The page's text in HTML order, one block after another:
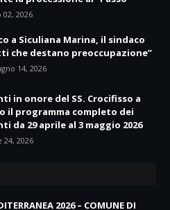
02, 2026
a Siculiana Marina, il sindaco
che destano preoccupazione”
14, 2026
in onore del SS. Crocifisso a
il programma completo dei
da 29 aprile al 3 maggio 2026
2026
2026 – COMUNE DI